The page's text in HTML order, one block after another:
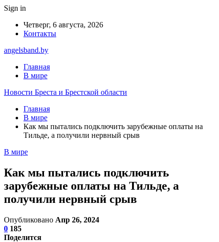
Sign in
Четверг, 6 августа, 2026
Контакты
angelsband.by
Главная
В мире
Новости Бреста и Брестской области
Главная
В мире
Как мы пытались подключить зарубежные оплаты на
Тильде, а получили нервный срыв
В мире
Как мы пытались подключить
зарубежные оплаты на Тильде, а
получили нервный срыв
Опубликовано Апр 26, 2024
0 185
Поделится